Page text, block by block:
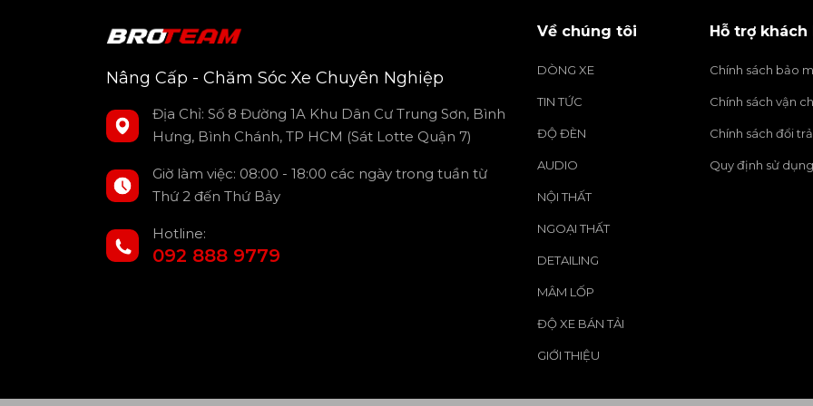
Giới thiệu về thanh thể thao xe bán tải
Thanh thể thao xe bán tải là phụ kiện không chỉ mang tính thẩm mỹ mà còn đóng
công năng sử dụng của xe. Đây là bộ phận được lắp đặt phía sau cabin, kéo dài
cáp, khỏe khoắn cho phương tiện.
Nâng Cấp - Chăm Sóc Xe Chuyên Nghiệp
Địa Chỉ: Số 8 Đường 1A Khu Dân Cư Trung Sơn, Bình
Hưng, Bình Chánh, TP HCM (Sát Lotte Quận 7)
Giờ làm việc: 08:00 - 18:00 các ngày trong tuần từ
Thứ 2 đến Thứ Bảy
Hotline:
092 888 9779
Về chúng tôi
DÒNG XE
TIN TỨC
ĐỘ ĐÈN
AUDIO
NỘI THẤT
NGOẠI THẤT
DETAILING
MÂM LỐP
ĐỘ XE BÁN TẢI
GIỚI THIỆU
Hỗ trợ khách
Chính sách bảo
Chính sách vận
Chính sách đổi trả
Quy định sử dụng